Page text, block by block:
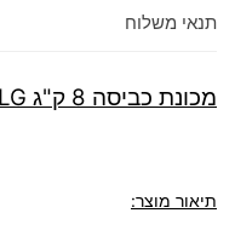
תנאי משלוח
מכונת כביסה 8 ק"ג LG דגם F0854S
תיאור מוצר: